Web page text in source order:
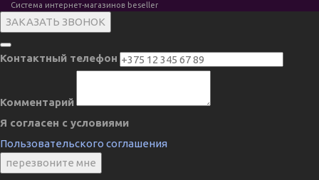
Система интернет-магазинов beseller
ЗАКАЗАТЬ ЗВОНОК
Контактный телефон
Комментарий
Я согласен с условиями
Пользовательского соглашения
перезвоните мне